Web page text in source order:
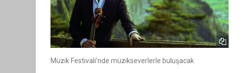
Müzik Festivali’nde müzikseverlerle buluşacak